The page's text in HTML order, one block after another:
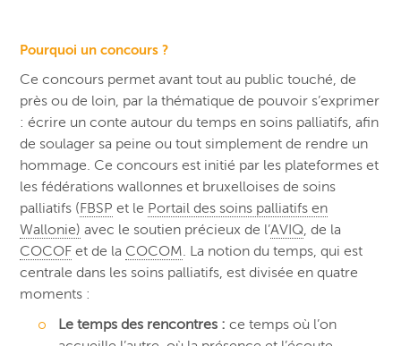
Pourquoi un concours ?
Ce concours permet avant tout au public touché, de
près ou de loin, par la thématique de pouvoir s’exprimer
: écrire un conte autour du temps en soins palliatifs, afin
de soulager sa peine ou tout simplement de rendre un
hommage. Ce concours est initié par les plateformes et
les fédérations wallonnes et bruxelloises de soins
palliatifs (FBSP et le Portail des soins palliatifs en
Wallonie) avec le soutien précieux de l’AVIQ, de la
COCOF et de la COCOM. La notion du temps, qui est
centrale dans les soins palliatifs, est divisée en quatre
moments :
Le temps des rencontres :ce temps où l’on